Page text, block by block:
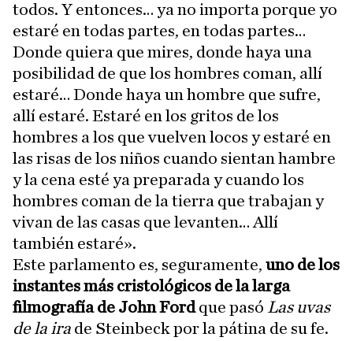
todos. Y entonces… ya no importa porque yo
estaré en todas partes, en todas partes…
Donde quiera que mires, donde haya una
posibilidad de que los hombres coman, allí
estaré… Donde haya un hombre que sufre,
allí estaré. Estaré en los gritos de los
hombres a los que vuelven locos y estaré en
las risas de los niños cuando sientan hambre
y la cena esté ya preparada y cuando los
hombres coman de la tierra que trabajan y
vivan de las casas que levanten… Allí
también estaré».
Este parlamento es, seguramente, uno de los
instantes más cristológicos de la larga
filmografía de John Fordque pasó Las uvas
de la ira de Steinbeck por la pátina de su fe.